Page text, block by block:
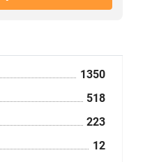
1350
518
223
12